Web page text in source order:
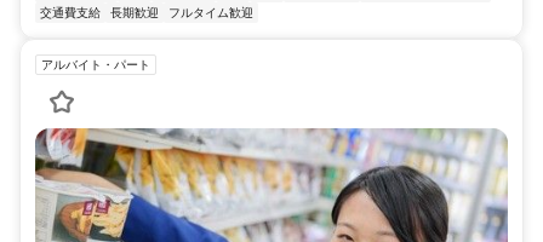
交通費支給
長期歓迎 フルタイム歓迎
アルバイト・パート